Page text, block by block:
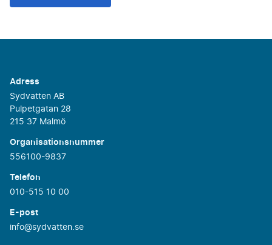
Adress
Sydvatten AB
Pulpetgatan 28
215 37 Malmö
Organisationsnummer
556100-9837
Telefon
010-515 10 00
E-post
info@sydvatten.se